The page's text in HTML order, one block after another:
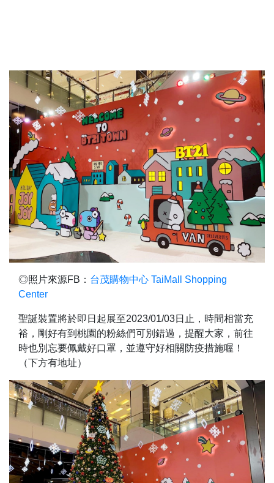
◎照片來源FB： 台茂購物中心 TaiMall Shopping
Center
聖誕裝置將於即日起展至2023/01/03日止，時間相當充
裕，剛好有到桃園的粉絲們可別錯過，提醒大家，前往
時也別忘要佩戴好口罩，並遵守好相關防疫措施喔！
（下方有地址）